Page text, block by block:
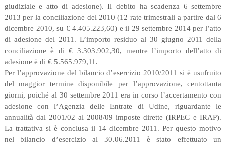
giudiziale e atto di adesione). Il debito ha scadenza 6 settembre
2013 per la conciliazione del 2010 (12 rate trimestrali a partire dal 6
dicembre 2010, su € 4.405.223,60) e il 29 settembre 2014 per l’atto
di adesione del 2011. L’importo residuo al 30 giugno 2011 della
conciliazione è di € 3.303.902,30, mentre l’importo dell’atto di
adesione è di € 5.565.979,11.
Per l’approvazione del bilancio d’esercizio 2010/2011 si è usufruito
del maggior termine disponibile per l’approvazione, centottanta
giorni, poiché al 30 settembre 2011 era in corso l’accertamento con
adesione con l’Agenzia delle Entrate di Udine, riguardante le
annualità dal 2001/02 al 2008/09 imposte dirette (IRPEG e IRAP).
La trattativa si è conclusa il 14 dicembre 2011. Per questo motivo
nel bilancio d’esercizio al 30.06.2011 è stato effettuato un